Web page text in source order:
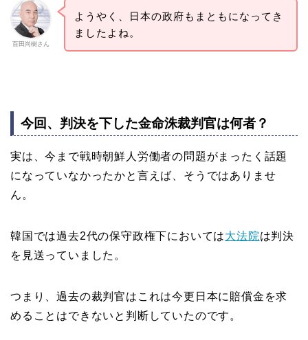
百田尚樹さん
ようやく、日本の政府もまともになってき
ましたよね。
今回、判決を下した金命洙裁判官は何者？
実は、今まで戦時朝鮮人労働者の問題がまったく話題
になっていなかったかと言えば、そうではありませ
ん。
韓国では過去2代の保守政権下においては大法院は判決
を見送っていました。
つまり、過去の裁判官はこれは今更日本に賠償金を求
めることはできないと判断していたのです。